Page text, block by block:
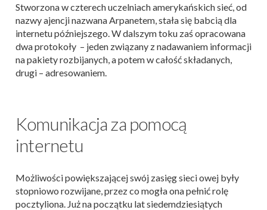
Stworzona w czterech uczelniach amerykańskich sieć, od
nazwy ajencji nazwana Arpanetem, stała się babcią dla
internetu późniejszego. W dalszym toku zaś opracowana
dwa protokoły – jeden związany z nadawaniem informacji
na pakiety rozbijanych, a potem w całość składanych,
drugi – adresowaniem.
Komunikacja za pomocą
internetu
Możliwości powiększającej swój zasięg sieci owej były
stopniowo rozwijane, przez co mogła ona pełnić rolę
pocztyliona. Już na początku lat siedemdziesiątych